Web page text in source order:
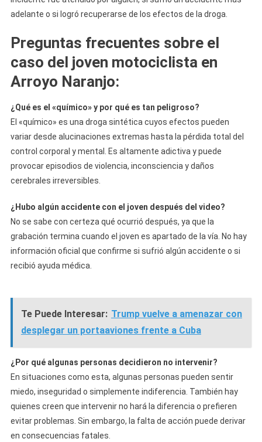
adelante o si logró recuperarse de los efectos de la droga.
Preguntas frecuentes sobre el
caso del joven motociclista en
Arroyo Naranjo:
¿Qué es el «químico» y por qué es tan peligroso?
El «químico» es una droga sintética cuyos efectos pueden
variar desde alucinaciones extremas hasta la pérdida total del
control corporal y mental. Es altamente adictiva y puede
provocar episodios de violencia, inconsciencia y daños
cerebrales irreversibles.
¿Hubo algún accidente con el joven después del video?
No se sabe con certeza qué ocurrió después, ya que la
grabación termina cuando el joven es apartado de la vía. No hay
información oficial que confirme si sufrió algún accidente o si
recibió ayuda médica.
Te Puede Interesar: Trump vuelve a amenazar con
desplegar un portaaviones frente a Cuba
¿Por qué algunas personas decidieron no intervenir?
En situaciones como esta, algunas personas pueden sentir
miedo, inseguridad o simplemente indiferencia. También hay
quienes creen que intervenir no hará la diferencia o prefieren
evitar problemas. Sin embargo, la falta de acción puede derivar
en consecuencias fatales.